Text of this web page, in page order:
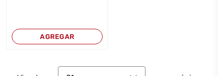
AGREGAR